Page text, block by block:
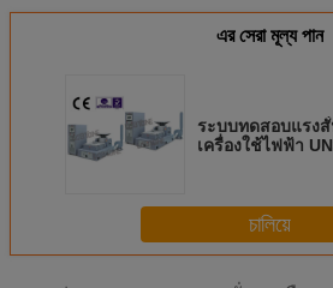
এর সেরা মূল্য পান
ระบบทดสอบแรง
เครื่องใช้ไฟฟ้า
চালিয়ে